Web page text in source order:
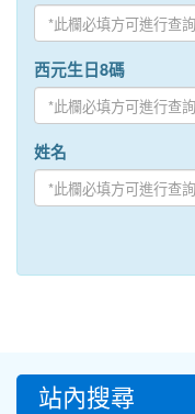
西元生日8碼
姓名
::: 站內搜尋